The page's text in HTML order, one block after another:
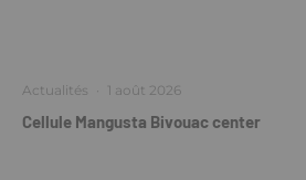
Actualités · 1 août 2026
Cellule Mangusta Bivouac center